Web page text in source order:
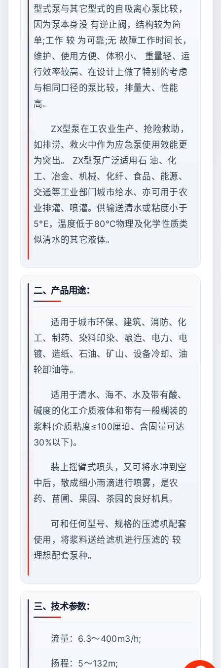
型式泵与其它型式的自吸离心泵比较，
因为泵本身没 有逆止阀，结构较为简
单;工作 较 为可靠;无 故障工作时间长，
维护、使用方便、体积小、 重量轻、运
行效率较高、在设计上做了特别的考虑
与相同口径的泵比较，排量大、性能
高。
ZX型泵在工农业生产、抢险救助，
如排涝、救火中作为应急泵使用效能更
为突出。 ZX型泵广泛适用石 油、化
工、冶金、机械、化纤、食品、能源、
交通等工业部门城市给水、亦可用于农
业排灌、喷灌。供输送清水或粘度小于
5°E，温度低于80℃物理及化学性质类
似清水的其它液体。
二、产品用途：
适用于城市环保、建筑、消防、化
工、制药、染料印染、酿造、电力、电
镀、造纸、石油、矿山、设备冷却、油
轮卸油等。
适用于清水、海不、水及带有酸、
碱度的化工介质液体和带有一般糊装的
浆料(介质粘度≤100厘珀、含固量可达
30%以下)。
装上摇臂式喷头，又可将水冲到空
中后，散成细小雨滴进行喷雾，是农
药、苗圃、果园、茶园的良好机具。
可和任何型号、规格的压滤机配套
使用，将浆料送给滤机进行压滤的 较
理想配套泵种。
三、技术参数：
流量：6.3～400m3/h;
扬程：5～132m;